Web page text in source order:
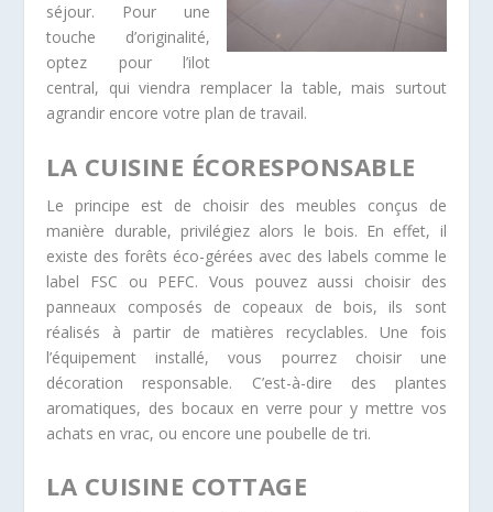
séjour. Pour une
touche d’originalité,
optez pour l’ilot
central, qui viendra remplacer la table, mais surtout
agrandir encore votre plan de travail.
LA CUISINE ÉCORESPONSABLE
Le principe est de choisir des meubles conçus de
manière durable, privilégiez alors le bois. En effet, il
existe des forêts éco-gérées avec des labels comme le
label FSC ou PEFC. Vous pouvez aussi choisir des
panneaux composés de copeaux de bois, ils sont
réalisés à partir de matières recyclables. Une fois
l’équipement installé, vous pourrez choisir une
décoration responsable. C’est-à-dire des plantes
aromatiques, des bocaux en verre pour y mettre vos
achats en vrac, ou encore une poubelle de tri.
LA CUISINE COTTAGE